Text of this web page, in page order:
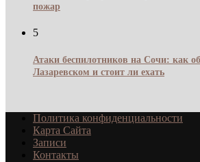
пожар
5
Атаки беспилотников на Сочи: как
Лазаревском и стоит ли ехать
Политика конфиденциальности
Карта Сайта
Записи
Контакты